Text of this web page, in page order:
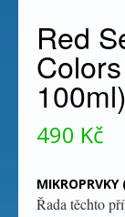
Red
100ml)
490 Kč
Řada těchto